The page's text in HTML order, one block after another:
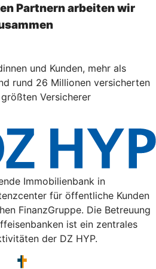
Partnern arbeiten wir
und Kunden, mehr als
rund 26 Millionen versicherten
Versicherer
Immobilienbank in
für öffentliche Kunden
FinanzGruppe. Die Betreuung
ist ein zentrales
der DZ HYP.